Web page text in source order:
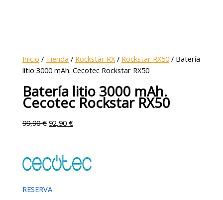
Inicio / Tienda / Rockstar RX/ Rockstar RX50 / Batería
litio 3000 mAh. Cecotec Rockstar RX50
Batería litio 3000 mAh.
Cecotec Rockstar RX50
99,90€ 92,90€
RESERVA